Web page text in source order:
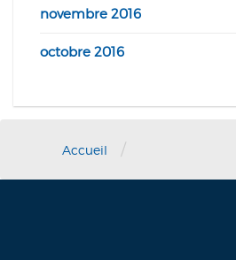
novembre 2016
octobre 2016
Accueil /